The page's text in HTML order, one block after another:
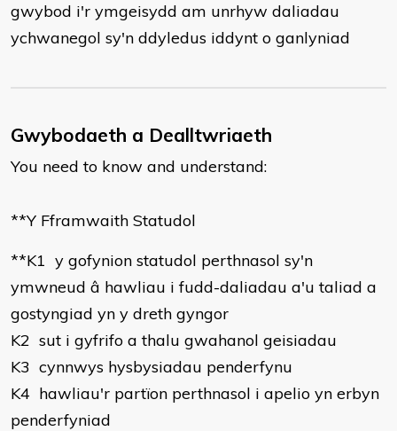
gwybod i'r ymgeisydd am unrhyw daliadau
ychwanegol sy'n ddyledus iddynt o ganlyniad
Gwybodaeth a Dealltwriaeth
You need to know and understand:
​**Y Fframwaith Statudol
**K1 y gofynion statudol perthnasol sy'n
ymwneud â hawliau i fudd-daliadau a'u taliad a
gostyngiad yn y dreth gyngor
K2 sut i gyfrifo a thalu gwahanol geisiadau
K3 cynnwys hysbysiadau penderfynu
K4 hawliau'r partïon perthnasol i apelio yn erbyn
penderfyniad